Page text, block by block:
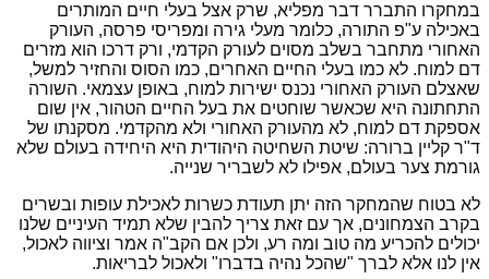
במחקרו התברר דבר מפליא, שרק אצל בעלי חיים המותרים
באכילה ע"פ התורה, כלומר מעלי גירה ומפריסי פרסה, העורק
האחורי מתחבר בשלב מסוים לעורק הקדמי, ורק דרכו הוא מזרים
דם למוח. לא כמו בעלי החיים האחרים, כמו הסוס והחזיר למשל,
שאצלם העורק האחורי נכנס ישירות למוח, באופן עצמאי. השורה
התחתונה היא שכאשר שוחטים את בעל החיים הטהור, אין שום
אספקת דם למוח, לא מהעורק האחורי ולא מהקדמי. מסקנתו של
ד"ר קליין ברורה: שיטת השחיטה היהודית היא היחידה בעולם שלא
גורמת צער בעולם, אפילו לא לשבריר שנייה.
לא בטוח שהמחקר הזה יתן תעודת כשרות לאכילת עופות ובשרים
בקרב הצמחונים, אך עם זאת צריך להבין שלא תמיד העיניים שלנו
יכולים להכריע מה טוב ומה רע, ולכן אם הקב"ה אמר וציווה לאכול,
אין לנו אלא לברך "שהכל נהיה בדברו" ולאכול לבריאות.